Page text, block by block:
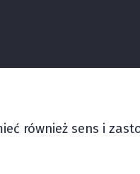
również sens i